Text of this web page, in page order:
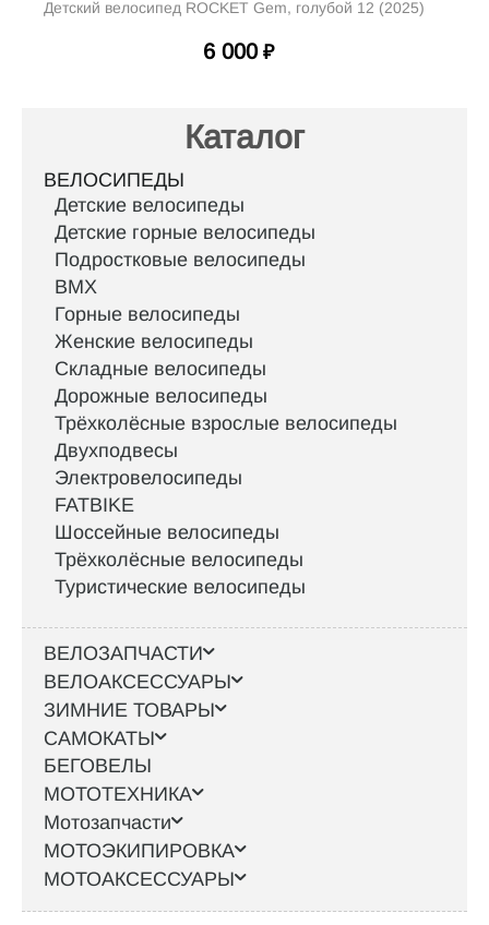
Детский велосипед ROCKET Gem, голубой 12 (2025)
6 000 ₽
Каталог
ВЕЛОСИПЕДЫ
Детские велосипеды
Детские горные велосипеды
Подростковые велосипеды
BMX
Горные велосипеды
Женские велосипеды
Складные велосипеды
Дорожные велосипеды
Трёхколёсные взрослые велосипеды
Двухподвесы
Электровелосипеды
FATBIKE
Шоссейные велосипеды
Трёхколёсные велосипеды
Туристические велосипеды
ВЕЛОЗАПЧАСТИ
ВЕЛОАКСЕССУАРЫ
ЗИМНИЕ ТОВАРЫ
САМОКАТЫ
БЕГОВЕЛЫ
МОТОТЕХНИКА
Мотозапчасти
МОТОЭКИПИРОВКА
МОТОАКСЕССУАРЫ